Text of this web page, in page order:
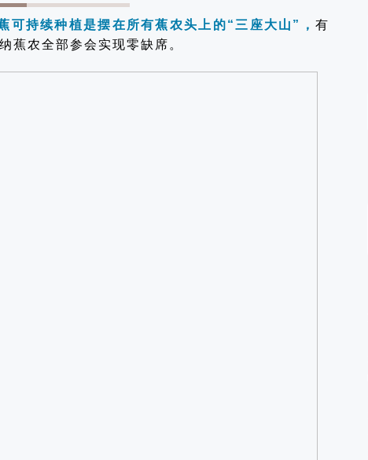
持续种植是摆在所有蕉农头上的“三座大山”， 有
蕉农全部参会实现零缺席。